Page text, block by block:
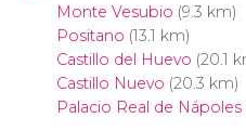
Monte Vesubio (9.3 km)
Positano (13.1 km)
Castillo del Huevo (20.1
Castillo Nuevo (20.3 km)
Palacio Real de Nápoles